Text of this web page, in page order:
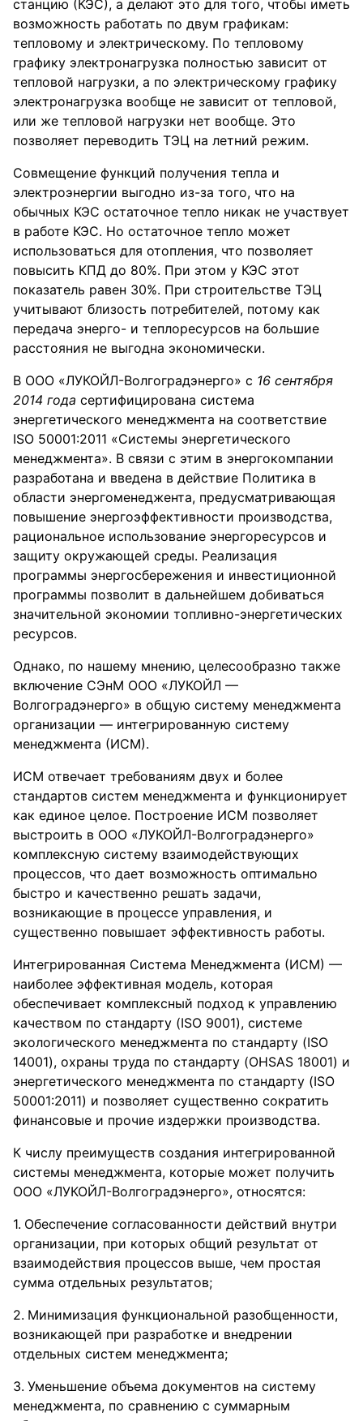
станцию (КЭС), а делают это для того, чтобы иметь
возможность работать по двум графикам:
тепловому и электрическому. По тепловому
графику электронагрузка полностью зависит от
тепловой нагрузки, а по электрическому графику
электронагрузка вообще не зависит от тепловой,
или же тепловой нагрузки нет вообще. Это
позволяет переводить ТЭЦ на летний режим.
Совмещение функций получения тепла и
электроэнергии выгодно из-за того, что на
обычных КЭС остаточное тепло никак не участвует
в работе КЭС. Но остаточное тепло может
использоваться для отопления, что позволяет
повысить КПД до 80%. При этом у КЭС этот
показатель равен 30%. При строительстве ТЭЦ
учитывают близость потребителей, потому как
передача энерго- и теплоресурсов на большие
расстояния не выгодна экономически.
В ООО «ЛУКОЙЛ-Волгоградэнерго» с 16 сентября
2014 года сертифицирована система
энергетического менеджмента на соответствие
ISO 50001:2011 «Системы энергетического
менеджмента». В связи с этим в энергокомпании
разработана и введена в действие Политика в
области энергоменеджента, предусматривающая
повышение энергоэффективности производства,
рациональное использование энергоресурсов и
защиту окружающей среды. Реализация
программы энергосбережения и инвестиционной
программы позволит в дальнейшем добиваться
значительной экономии топливно-энергетических
ресурсов.
Однако, по нашему мнению, целесообразно также
включение СЭнМ ООО «ЛУКОЙЛ —
Волгоградэнерго» в общую систему менеджмента
организации — интегрированную систему
менеджмента (ИСМ).
ИСМ отвечает требованиям двух и более
стандартов систем менеджмента и функционирует
как единое целое. Построение ИСМ позволяет
выстроить в ООО «ЛУКОЙЛ-Волгоградэнерго»
комплексную систему взаимодействующих
процессов, что дает возможность оптимально
быстро и качественно решать задачи,
возникающие в процессе управления, и
существенно повышает эффективность работы.
Интегрированная Система Менеджмента (ИСМ) —
наиболее эффективная модель, которая
обеспечивает комплексный подход к управлению
качеством по стандарту (ISO 9001), системе
экологического менеджмента по стандарту (ISO
14001), охраны труда по стандарту (OHSAS 18001) и
энергетического менеджмента по стандарту (ISO
50001:2011) и позволяет существенно сократить
финансовые и прочие издержки производства.
К числу преимуществ создания интегрированной
системы менеджмента, которые может получить
ООО «ЛУКОЙЛ-Волгоградэнерго», относятся:
Обеспечение согласованности действий внутри
организации, при которых общий результат от
взаимодействия процессов выше, чем простая
сумма отдельных результатов;
Минимизация функциональной разобщенности,
возникающей при разработке и внедрении
отдельных систем менеджмента;
Уменьшение объема документов на систему
менеджмента, по сравнению с суммарным